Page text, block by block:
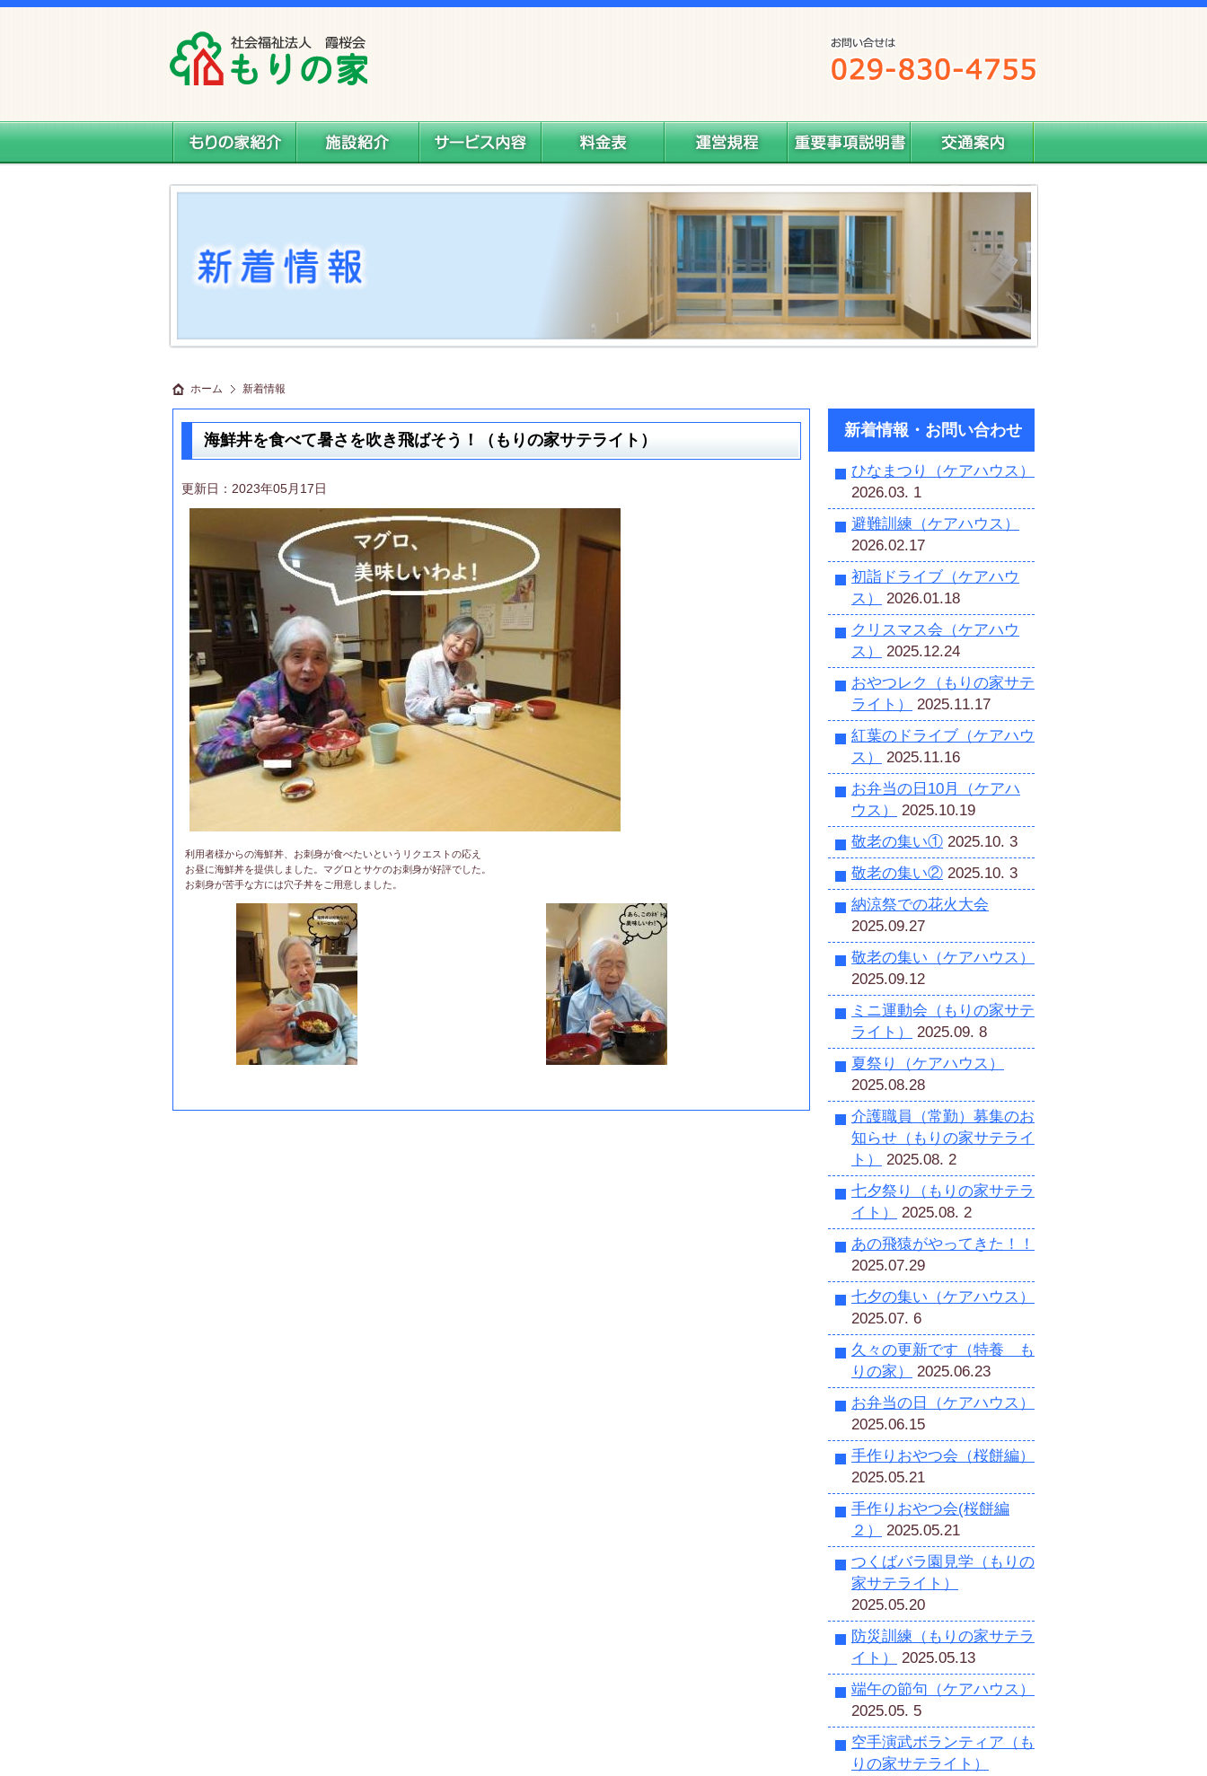
ホーム 新着情報
海鮮丼を食べて暑さを吹き飛ばそう！（もりの家サテライト）
更新日：2023年05月17日
利用者様からの海鮮丼、お刺身が食べたいというリクエストの応え
お昼に海鮮丼を提供しました。マグロとサケのお刺身が好評でした。
お刺身が苦手な方には穴子丼をご用意しました。
新着情報・お問い合わせ
ひなまつり（ケアハウス）
2026.03. 1
避難訓練（ケアハウス）
2026.02.17
初詣ドライブ（ケアハウ
ス）
2026.01.18
クリスマス会（ケアハウ
ス）
2025.12.24
おやつレク（もりの家サテ
ライト）
2025.11.17
紅葉のドライブ（ケアハウ
ス）
2025.11.16
お弁当の日10月（ケアハ
ウス）
2025.10.19
敬老の集い① 2025.10. 3
敬老の集い② 2025.10. 3
納涼祭での花火大会
2025.09.27
敬老の集い（ケアハウス）
2025.09.12
ミニ運動会（もりの家サテ
ライト）
2025.09. 8
夏祭り（ケアハウス）
2025.08.28
介護職員（常勤）募集のお
知らせ（もりの家サテライ
ト）
2025.08. 2
七夕祭り（もりの家サテラ
イト）
2025.08. 2
あの飛猿がやってきた！！
2025.07.29
七夕の集い（ケアハウス）
2025.07. 6
久々の更新です（特養 も
りの家）
2025.06.23
お弁当の日（ケアハウス）
2025.06.15
手作りおやつ会（桜餅編）
2025.05.21
手作りおやつ会(桜餅編
２）
2025.05.21
つくばバラ園見学（もりの
家サテライト）
2025.05.20
防災訓練（もりの家サテラ
イト）
2025.05.13
端午の節句（ケアハウス）
2025.05. 5
空手演武ボランティア（も
りの家サテライト）